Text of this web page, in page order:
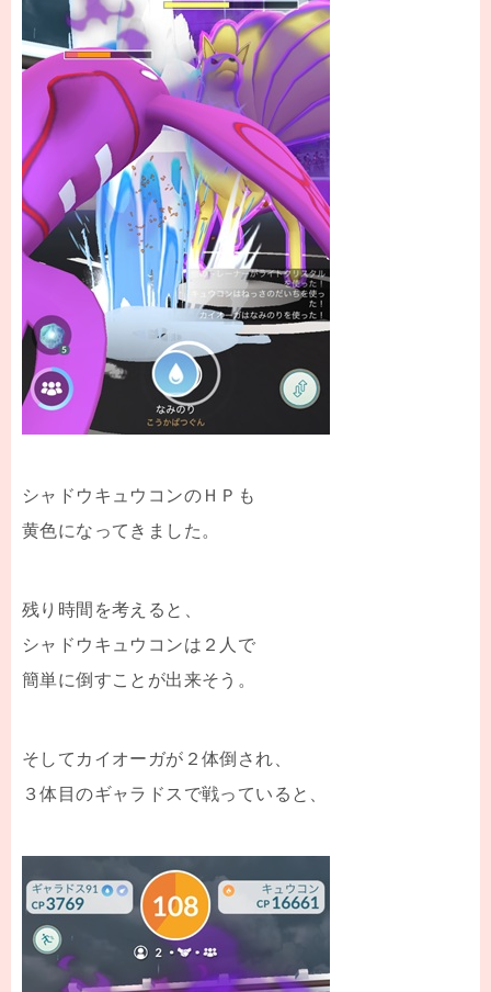
シャドウキュウコンのＨＰも
黄色になってきました。
残り時間を考えると、
シャドウキュウコンは２人で
簡単に倒すことが出来そう。
そしてカイオーガが２体倒され、
３体目のギャラドスで戦っていると、